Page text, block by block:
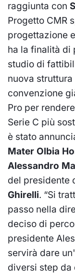
raggiunta con
Progetto CMR
progettazione
ha la finalità di
studio di
nuova
convenzione
Pro per
Serie C più
è stato
Mater Olbia
Alessandro
del presidente
Ghirelli. “Si
passo nella
deciso di
presidente
servirà dare
diversi step da